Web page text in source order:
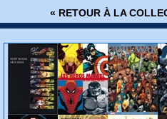
« RETOUR À LA